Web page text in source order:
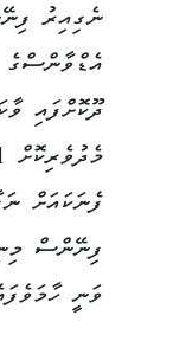
ނެގިއިރު
ދޫކޮށްފައި
ފެނަކައަށް
ފިނޭންސް
ވަނީ